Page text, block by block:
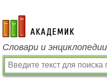
academic.ru
Словари и